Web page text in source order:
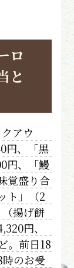
ロ
と
アウ
円、「黒
円、「鰻
覚盛り合
ト」（2
揚げ餅
円、
。前日18
のお受